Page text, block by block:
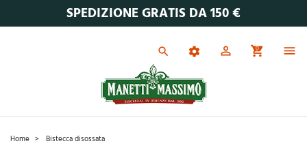
SPEDIZIONE GRATIS DA 150 €
0
Home Bistecca disossata